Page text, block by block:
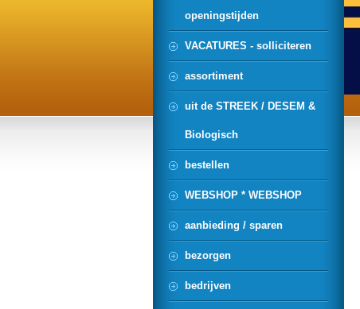
openingstijden
VACATURES - solliciteren
assortiment
uit de STREEK / DESEM &
Biologisch
bestellen
WEBSHOP * WEBSHOP
aanbieding / sparen
bezorgen
bedrijven